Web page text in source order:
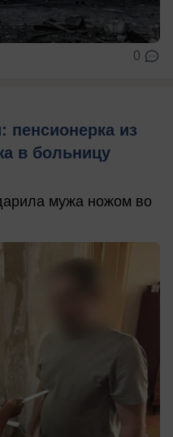
0
пенсионерка из
в больницу
мужа ножом во